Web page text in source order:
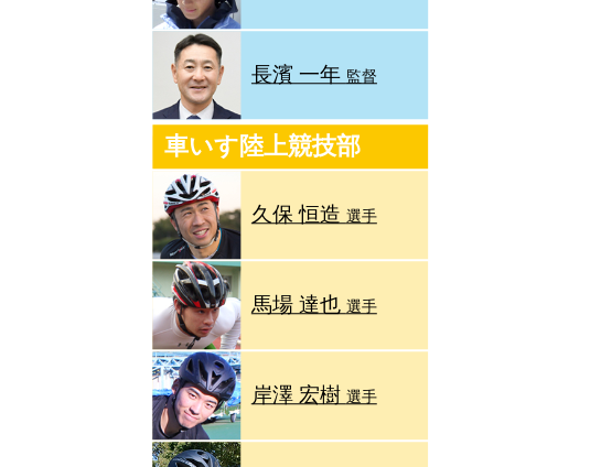
長濱 一年 監督
車いす陸上競技部
久保 恒造 選手
馬場 達也 選手
岸澤 宏樹 選手